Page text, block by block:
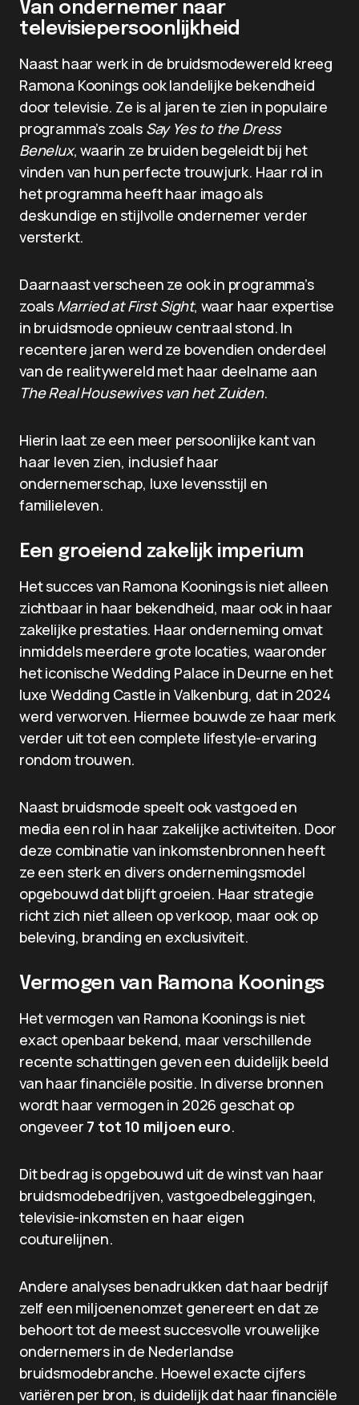
Van ondernemer naar
televisiepersoonlijkheid
Naast haar werk in de bruidsmodewereld kreeg
Ramona Koonings ook landelijke bekendheid
door televisie. Ze is al jaren te zien in populaire
programma’s zoals Say Yes to the Dress
Benelux, waarin ze bruiden begeleidt bij het
vinden van hun perfecte trouwjurk. Haar rol in
het programma heeft haar imago als
deskundige en stijlvolle ondernemer verder
versterkt.
Daarnaast verscheen ze ook in programma’s
zoals Married at First Sight, waar haar expertise
in bruidsmode opnieuw centraal stond. In
recentere jaren werd ze bovendien onderdeel
van de realitywereld met haar deelname aan
The Real Housewives van het Zuiden.
Hierin laat ze een meer persoonlijke kant van
haar leven zien, inclusief haar
ondernemerschap, luxe levensstijl en
familieleven.
Een groeiend zakelijk imperium
Het succes van Ramona Koonings is niet alleen
zichtbaar in haar bekendheid, maar ook in haar
zakelijke prestaties. Haar onderneming omvat
inmiddels meerdere grote locaties, waaronder
het iconische Wedding Palace in Deurne en het
luxe Wedding Castle in Valkenburg, dat in 2024
werd verworven. Hiermee bouwde ze haar merk
verder uit tot een complete lifestyle-ervaring
rondom trouwen.
Naast bruidsmode speelt ook vastgoed en
media een rol in haar zakelijke activiteiten. Door
deze combinatie van inkomstenbronnen heeft
ze een sterk en divers ondernemingsmodel
opgebouwd dat blijft groeien. Haar strategie
richt zich niet alleen op verkoop, maar ook op
beleving, branding en exclusiviteit.
Vermogen van Ramona Koonings
Het vermogen van Ramona Koonings is niet
exact openbaar bekend, maar verschillende
recente schattingen geven een duidelijk beeld
van haar financiële positie. In diverse bronnen
wordt haar vermogen in 2026 geschat op
ongeveer 7 tot 10 miljoen euro.
Dit bedrag is opgebouwd uit de winst van haar
bruidsmodebedrijven, vastgoedbeleggingen,
televisie-inkomsten en haar eigen
couturelijnen.
Andere analyses benadrukken dat haar bedrijf
zelf een miljoenenomzet genereert en dat ze
behoort tot de meest succesvolle vrouwelijke
ondernemers in de Nederlandse
bruidsmodebranche. Hoewel exacte cijfers
variëren per bron, is duidelijk dat haar financiële